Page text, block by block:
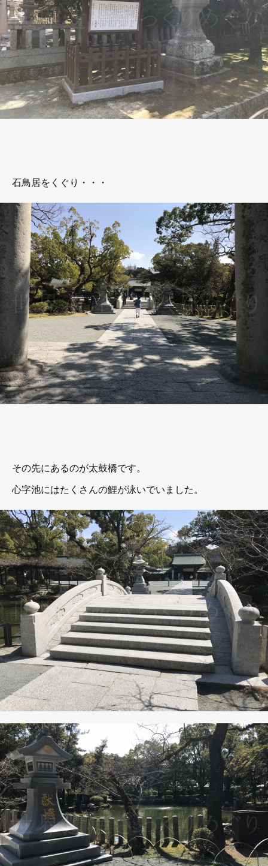
石鳥居をくぐり・・・
その先にあるのが太鼓橋です。
心字池にはたくさんの鯉が泳いでいました。